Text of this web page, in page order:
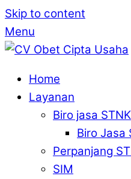
Skip to content
Menu
Home
Layanan
Biro jasa STNK
Biro Jasa
Perpanjang
SIM